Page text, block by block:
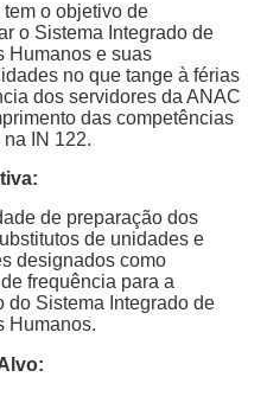
tem o objetivo de
o Sistema Integrado de
Humanos e suas
no que tange à férias
dos servidores da ANAC
das competências
IN 122.
de preparação dos
de unidades e
designados como
frequência para a
do Sistema Integrado de
Humanos.